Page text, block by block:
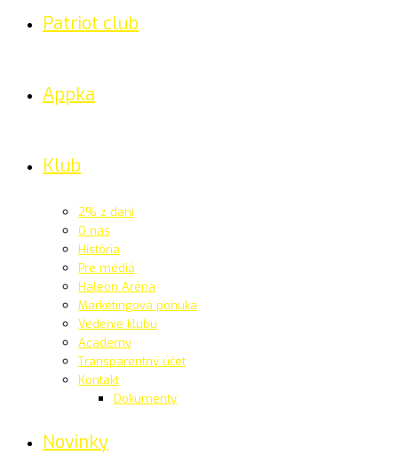
Patriot club
Appka
Klub
2% z daní
O nás
História
Pre médiá
Haleon Aréna
Marketingová ponuka
Vedenie klubu
Academy
Transparentný účet
Kontakt
Dokumenty
Novinky